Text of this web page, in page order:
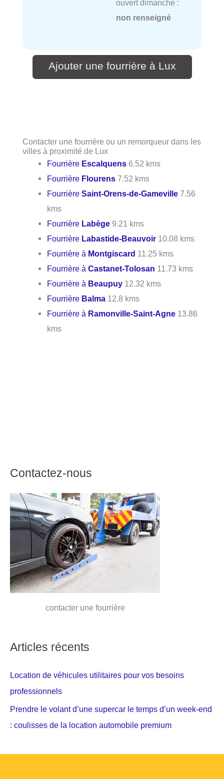
ouvert dimanche :
non renseigné
Ajouter une fourrière à Lux
Contacter une fourrière ou un remorqueur dans les
villes à proximité de Lux
Fourrière Escalquens 6.52 kms
Fourrière Flourens 7.52 kms
FourrièreSaint-Orens-de-Gameville 7.56
kms
Fourrière Labège 9.21 kms
Fourrière Labastide-Beauvoir 10.08 kms
Fourrière à Montgiscard 11.25 kms
Fourrière àCastanet-Tolosan 11.73 kms
Fourrière à Beaupuy 12.32 kms
Fourrière Balma 12.8 kms
Fourrière à Ramonville-Saint-Agne 13.86
kms
Contactez-nous
contacter une fourrière
Articles récents
Location de véhicules utilitaires pour vos besoins
professionnels
Prendre le volant d’une supercar le temps d’un week-end
: coulisses de la location automobile premium